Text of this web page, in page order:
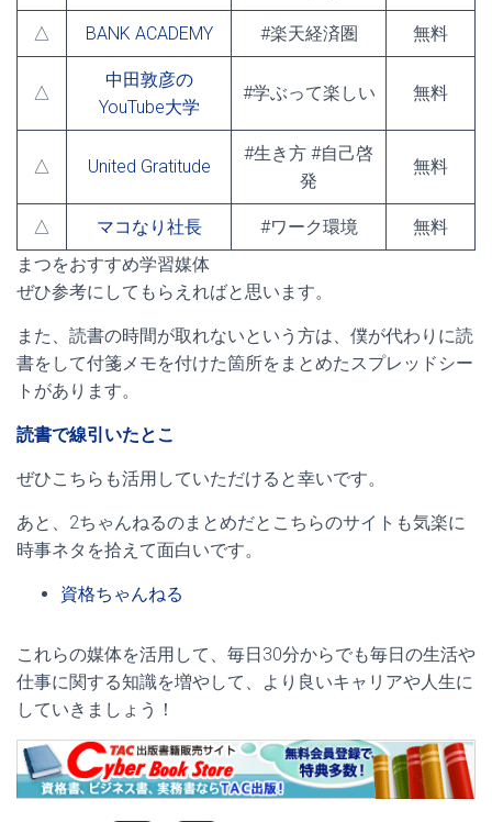
△ BANK ACADEMY #楽天経済圏 無料
△
中田敦彦の
YouTube大学
#学ぶって楽しい 無料
△ United Gratitude
#生き方 #自己啓
発
無料
△ マコなり社長 #ワーク環境
無料
まつをおすすめ学習媒体
ぜひ参考にしてもらえればと思います。
また、読書の時間が取れないという方は、僕が代わりに読
書をして付箋メモを付けた箇所をまとめたスプレッドシー
トがあります。
読書で線引いたとこ
ぜひこちらも活用していただけると幸いです。
あと、2ちゃんねるのまとめだとこちらのサイトも気楽に
時事ネタを拾えて面白いです。
資格ちゃんねる
これらの媒体を活用して、毎日30分からでも毎日の生活や
仕事に関する知識を増やして、より良いキャリアや人生に
していきましょう！